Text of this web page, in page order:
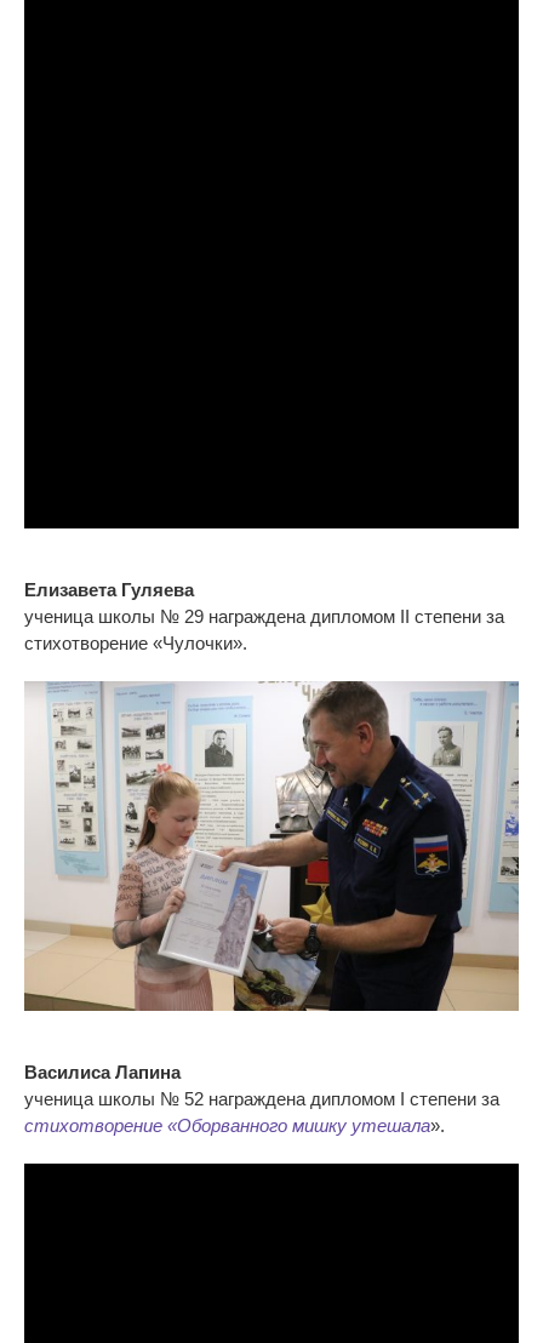
Елизавета Гуляева
ученица школы № 29 награждена дипломом II степени за
стихотворение «Чулочки».
Василиса Лапина
ученица школы № 52 награждена дипломом I степени за
стихотворение «Оборванного мишку утешала».